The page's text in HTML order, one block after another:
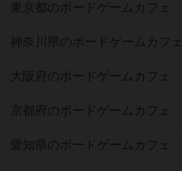
東京都のボードゲームカフェ
神奈川県のボードゲームカフェ
大阪府のボードゲームカフェ
京都府のボードゲームカフェ
愛知県のボードゲームカフェ